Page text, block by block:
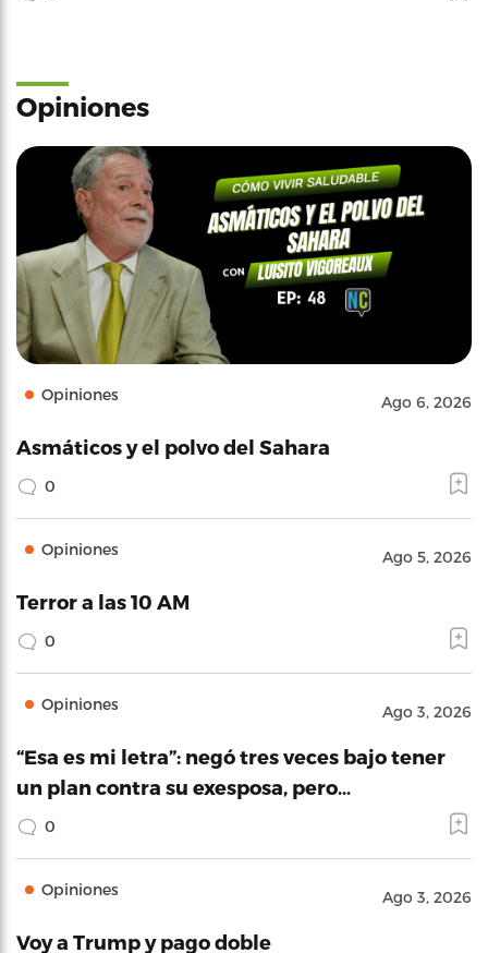
Opiniones
Opiniones Ago 6, 2026
Asmáticos y el polvo del Sahara
0
Opiniones Ago 5, 2026
Terror a las 10 AM
0
Opiniones Ago 3, 2026
“Esa es mi letra”: negó tres veces bajo tener
un plan contra su exesposa, pero…
0
Opiniones Ago 3, 2026
Voy a Trump y pago doble